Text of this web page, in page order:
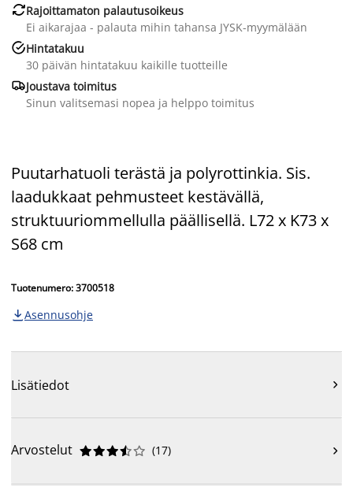
Rajoittamaton palautusoikeus
Ei aikarajaa - palauta mihin tahansa JYSK-myymälään
Hintatakuu
30 päivän hintatakuu kaikille tuotteille
Joustava toimitus
Sinun valitsemasi nopea ja helppo toimitus
Puutarhatuoli terästä ja polyrottinkia. Sis.
laadukkaat pehmusteet kestävällä,
struktuuriommellulla päällisellä. L72 x K73 x
S68 cm
Tuotenumero: 3700518
 Asennusohje
Lisätiedot 
Arvostelut 




 (17) 